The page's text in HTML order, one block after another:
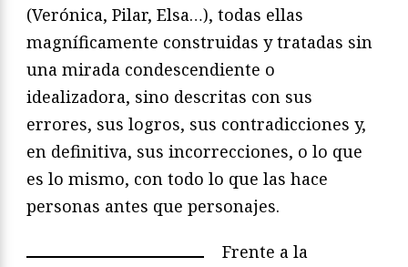
(Verónica, Pilar, Elsa…), todas ellas
magníficamente construidas y tratadas sin
una mirada condescendiente o
idealizadora, sino descritas con sus
errores, sus logros, sus contradicciones y,
en definitiva, sus incorrecciones, o lo que
es lo mismo, con todo lo que las hace
personas antes que personajes.
Frente a la